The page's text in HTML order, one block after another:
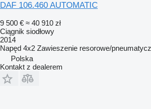
DAF 106.460 AUTOMATIC
9 500 € ≈ 40 910 zł
Ciągnik siodłowy
2014
Napęd 4x2 Zawieszenie resorowe/
Polska
Kontakt z dealerem